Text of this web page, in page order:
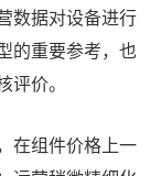
数据对设备进行
的重要参考，也
价。
在组件价格上一